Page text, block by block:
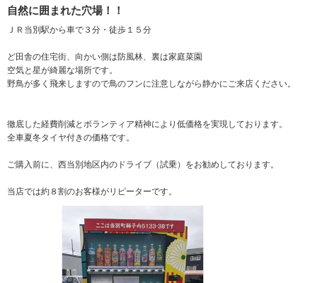
自然に囲まれた穴場！！
ＪＲ当別駅から車で３分・徒歩１５分
ど田舎の住宅街、向かい側は防風林、裏は家庭菜園
空気と星が綺麗な場所です。
野鳥が多く飛来しますので鳥のフンに注意しながら静かにご来店ください。
徹底した経費削減とボランティア精神により低価格を実現しております。
全車夏冬タイヤ付きの価格です。
ご購入前に、西当別地区内のドライブ（試乗）をお勧めしております。
当店では約８割のお客様がリピーターです。